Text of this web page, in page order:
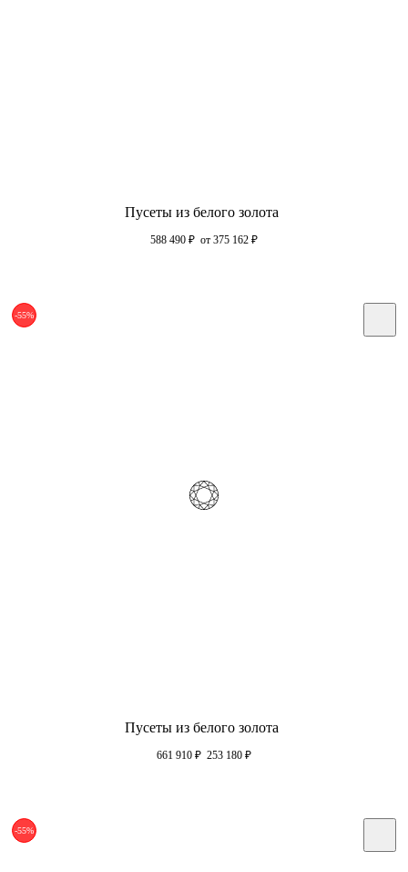
Пусеты из белого золота
588 490 ₽ от 375 162 ₽
-55%
Пусеты из белого золота
661 910 ₽ 253 180 ₽
-55%